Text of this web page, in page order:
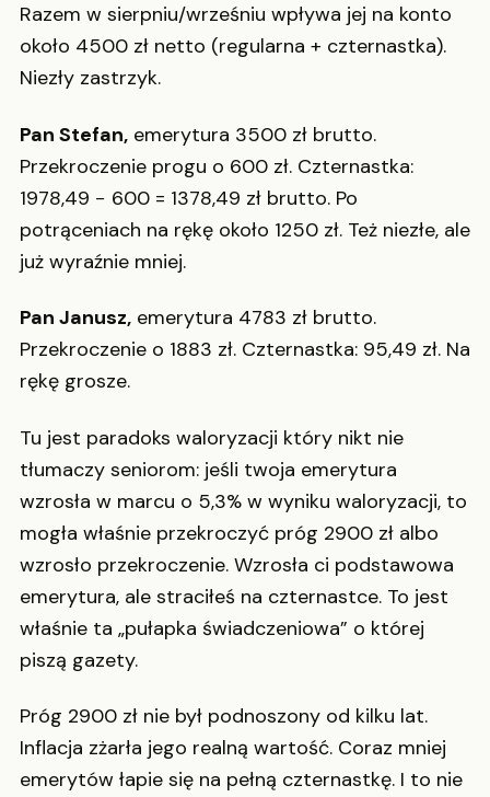
Razem w sierpniu/wrześniu wpływa jej na konto
około 4500 zł netto (regularna + czternastka).
Niezły zastrzyk.
Pan Stefan, emerytura 3500 zł brutto.
Przekroczenie progu o 600 zł. Czternastka:
1978,49 − 600 = 1378,49 zł brutto. Po
potrąceniach na rękę około 1250 zł. Też niezłe, ale
już wyraźnie mniej.
Pan Janusz, emerytura 4783 zł brutto.
Przekroczenie o 1883 zł. Czternastka: 95,49 zł. Na
rękę grosze.
Tu jest paradoks waloryzacji który nikt nie
tłumaczy seniorom: jeśli twoja emerytura
wzrosła w marcu o 5,3% w wyniku waloryzacji, to
mogła właśnie przekroczyć próg 2900 zł albo
wzrosło przekroczenie. Wzrosła ci podstawowa
emerytura, ale straciłeś na czternastce. To jest
właśnie ta „pułapka świadczeniowa” o której
piszą gazety.
Próg 2900 zł nie był podnoszony od kilku lat.
Inflacja zżarła jego realną wartość. Coraz mniej
emerytów łapie się na pełną czternastkę. I to nie